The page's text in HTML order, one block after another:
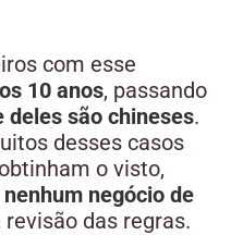
com esse
10 anos, passando
deles são chineses.
desses casos
o visto,
negócio de
revisão das regras.